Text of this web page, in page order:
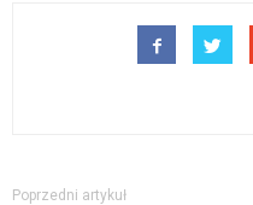
Poprzedni artykuł